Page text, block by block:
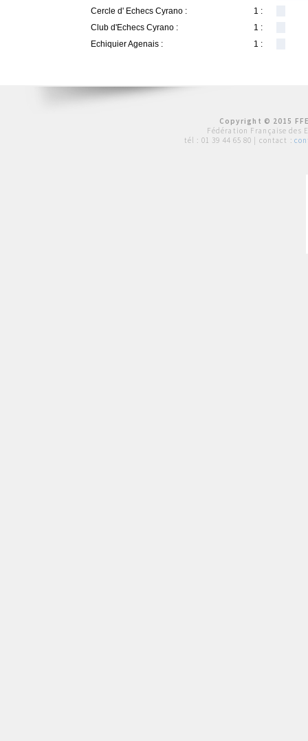
Cercle d' Echecs Cyrano :
1 :
Club d'Echecs Cyrano :
1 :
Echiquier Agenais :
1 :
Copyright © 2015
Fédération Française des
tél : 01 39 44 65 80 | contact :